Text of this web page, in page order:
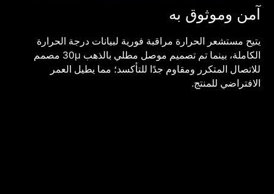
آمن وموثوق به
يتيح مستشعر الحرارة مراقبة فورية لبيانات درجة الحرارة
الكاملة، بينما تم تصميم موصل مطلي بالذهب 30µ مصمم
للاتصال المتكرر ومقاوم جدًا للتأكسد؛ مما يطيل العمر
الافتراضي للمنتج.